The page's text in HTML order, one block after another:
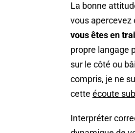
La bonne
vous apercevez
vous êtes en
propre langage
sur le côté ou
compris, je ne
cette écoute
Interpréter